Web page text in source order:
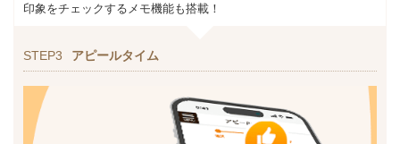
印象をチェックするメモ機能も搭載！
STEP3 アピールタイム